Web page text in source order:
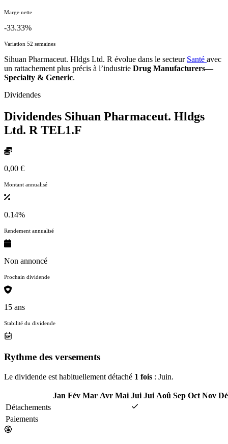
Marge nette
-33.33%
Variation 52 semaines
Sihuan Pharmaceut. Hldgs Ltd. R évolue dans le secteur Santé avec
un rattachement plus précis à l’industrie Drug Manufacturers—
Specialty & Generic.
Dividendes
Dividendes Sihuan Pharmaceut. Hldgs
Ltd. R TEL1.F
0,00 €
Montant annualisé
0.14%
Rendement annualisé
Non annoncé
Prochain dividende
15 ans
Stabilité du dividende
Rythme des versements
Le dividende est habituellement détaché 1 fois : Juin.
Jan Fév Mar Avr Mai Jui Jui Aoû Sep Oct Nov
Détachements
Paiements